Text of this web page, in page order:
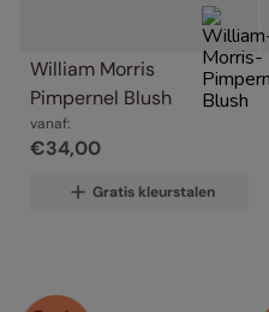
William Morris
Pimpernel Blush
vanaf:
€34,00
Gratis kleurstalen